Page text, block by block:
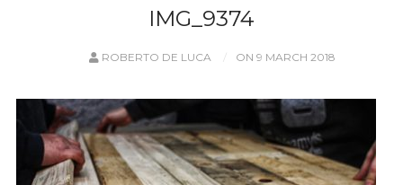
IMG_9374
ROBERTO DE LUCA ON 9 MARCH 2018